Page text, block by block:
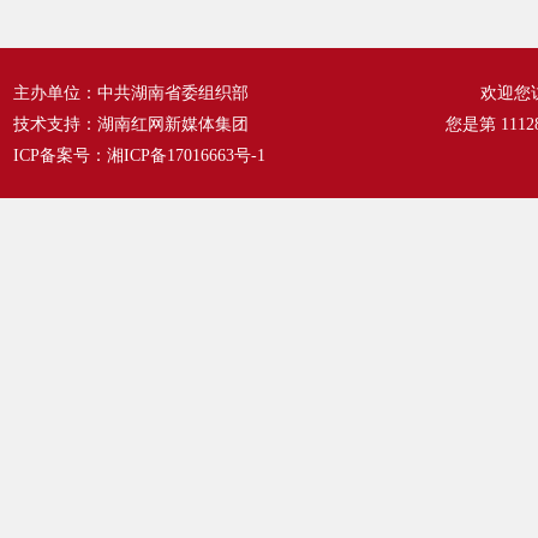
主办单位：中共湖南省委组织部
技术支持：湖南红网新媒体集团
ICP备案号： 湘ICP备17016663号-1
欢迎您
您是第